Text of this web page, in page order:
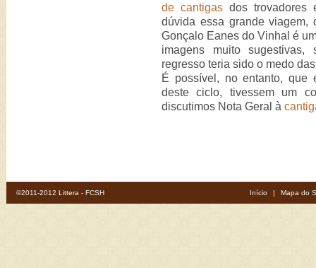
de cantigasdos trovadores
dúvida essa grande viagem,
Gonçalo Eanes do Vinhal é
imagens muito
regresso teria sido o medo
É possível, no entanto, que
deste ciclo, tivessem um
discutimos Nota Geral à
©2011-2012 Littera - FCSH Início | Mapa do